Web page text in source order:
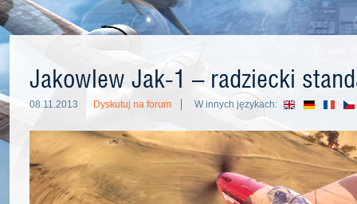
Jakowlew Jak-1 – radziecki
08.11.2013 Dyskutuj na forum W innych językach: